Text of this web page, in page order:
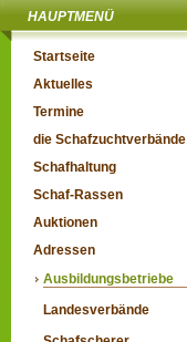
HAUPTMENÜ
Startseite
Aktuelles
Termine
die Schafzuchtverbände
Schafhaltung
Schaf-Rassen
Auktionen
Adressen
Ausbildungsbetriebe
Landesverbände